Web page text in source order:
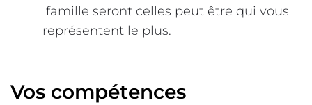
famille seront celles peut être qui vous
représentent le plus.
Vos compétences